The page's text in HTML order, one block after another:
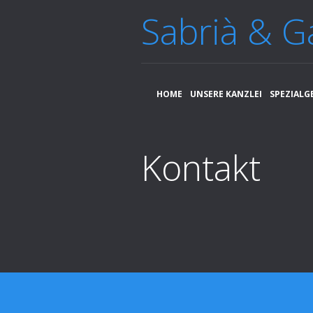
Sabrià &
HOME UNSERE KANZLEI
Kontakt